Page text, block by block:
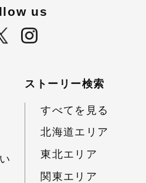
us
ストーリー検索
すべてを見る
北海道エリア
東北エリア
関東エリア